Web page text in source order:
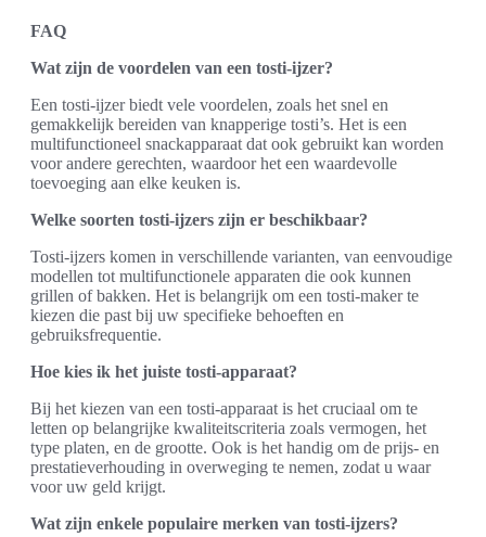
FAQ
Wat zijn de voordelen van een tosti-ijzer?
Een tosti-ijzer biedt vele voordelen, zoals het snel en
gemakkelijk bereiden van knapperige tosti’s. Het is een
multifunctioneel snackapparaat dat ook gebruikt kan worden
voor andere gerechten, waardoor het een waardevolle
toevoeging aan elke keuken is.
Welke soorten tosti-ijzers zijn er beschikbaar?
Tosti-ijzers komen in verschillende varianten, van eenvoudige
modellen tot multifunctionele apparaten die ook kunnen
grillen of bakken. Het is belangrijk om een tosti-maker te
kiezen die past bij uw specifieke behoeften en
gebruiksfrequentie.
Hoe kies ik het juiste tosti-apparaat?
Bij het kiezen van een tosti-apparaat is het cruciaal om te
letten op belangrijke kwaliteitscriteria zoals vermogen, het
type platen, en de grootte. Ook is het handig om de prijs- en
prestatieverhouding in overweging te nemen, zodat u waar
voor uw geld krijgt.
Wat zijn enkele populaire merken van tosti-ijzers?